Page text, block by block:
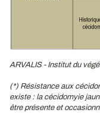
ARVALIS - Institut du
(*) Résistance aux
existe : la cécidomyie
être présente et